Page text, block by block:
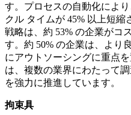
す。プロセスの自動化によ
クル タイムが 45% 以上短
戦略は、約 53% の企業がコ
す。約 50% の企業は、より
にアウトソーシングに重点
は、複数の業界にわたって
を強力に推進しています。
拘束具